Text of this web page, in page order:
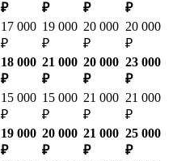
₽
₽
₽
₽
17 000
₽
19 000
₽
20 000
₽
20 000
₽
18 000
₽
21 000
₽
20 000
₽
23 000
₽
15 000
₽
15 000
₽
21 000
₽
21 000
₽
19 000
₽
20 000
₽
21 000
₽
25 000
₽